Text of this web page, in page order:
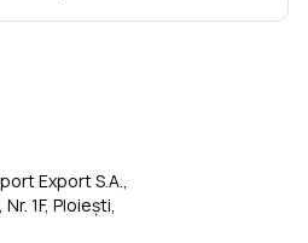
Export S.A.,
1F, Ploiești,